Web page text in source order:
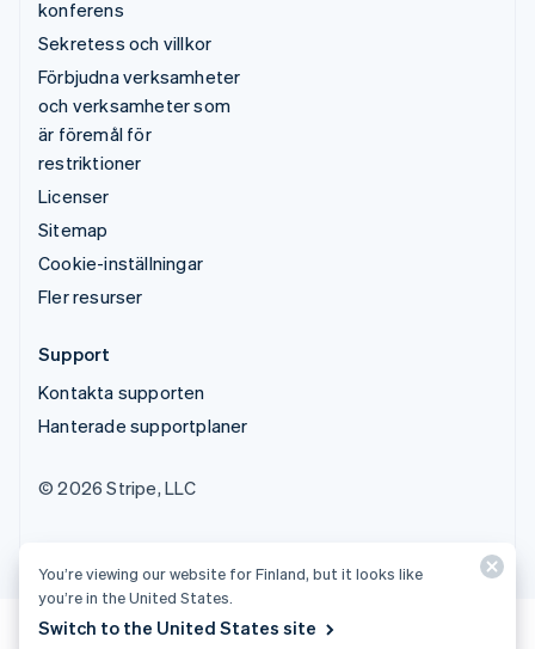
konferens
Sekretess och villkor
Förbjudna verksamheter
och verksamheter som
är föremål för
restriktioner
Licenser
Sitemap
Cookie-inställningar
Fler resurser
Support
Kontakta supporten
Hanterade supportplaner
© 2026 Stripe, LLC
You’re viewing our website for Finland, but it looks like
you’re in the United States.
Switch to the United States site